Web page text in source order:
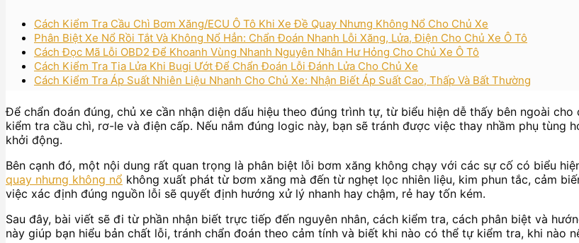
Cách Kiểm Tra Cầu Chì Bơm Xăng/ECU Ô Tô Khi Xe Đề Quay Nhưng Không Nổ Cho Chủ Xe
Phân Biệt Xe Nổ Rồi Tắt Và Không Nổ Hẳn: Chẩn Đoán Nhanh Lỗi Xăng, Lửa, Điện Cho Chủ Xe Ô Tô
Cách Đọc Mã Lỗi OBD2 Để Khoanh Vùng Nhanh Nguyên Nhân Hư Hỏng Cho Chủ Xe Ô Tô
Cách Kiểm Tra Tia Lửa Khi Bugi Ướt Để Chẩn Đoán Lỗi Đánh Lửa Cho Chủ Xe
Cách Kiểm Tra Áp Suất Nhiên Liệu Nhanh Cho Chủ Xe: Nhận Biết Áp Suất Cao, Thấp Và Bất Thường
Để chẩn đoán đúng, chủ xe cần nhận diện dấu hiệu theo đúng trình tự, từ biểu hiện dễ thấy bên ngoài
kiểm tra cầu chì, rơ-le và điện cấp. Nếu nắm đúng logic này, bạn sẽ tránh được việc thay nhầm phụ tùng
khởi động.
Bên cạnh đó, một nội dung rất quan trọng là phân biệt lỗi bơm xăng không chạy với các sự cố có biểu
quay nhưng không nổ không xuất phát từ bơm xăng mà đến từ nghẹt lọc nhiên liệu, kim phun tắc, cảm
việc xác định đúng nguồn lỗi sẽ quyết định hướng xử lý nhanh hay chậm, rẻ hay tốn kém.
Sau đây, bài viết sẽ đi từ phần nhận biết trực tiếp đến nguyên nhân, cách kiểm tra, cách phân biệt và
này giúp bạn hiểu bản chất lỗi, tránh chẩn đoán theo cảm tính và biết khi nào có thể tự kiểm tra, khi nào